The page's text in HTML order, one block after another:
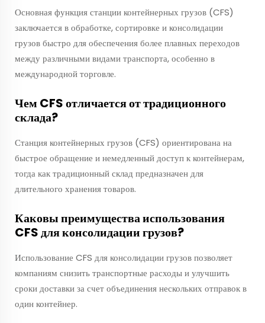
Основная функция станции контейнерных грузов (CFS)
заключается в обработке, сортировке и консолидации
грузов быстро для обеспечения более плавных переходов
между различными видами транспорта, особенно в
международной торговле.
Чем CFS отличается от традиционного
склада?
Станция контейнерных грузов (CFS) ориентирована на
быстрое обращение и немедленный доступ к контейнерам,
тогда как традиционный склад предназначен для
длительного хранения товаров.
Каковы преимущества использования
CFS для консолидации грузов?
Использование CFS для консолидации грузов позволяет
компаниям снизить транспортные расходы и улучшить
сроки доставки за счет объединения нескольких отправок в
один контейнер.